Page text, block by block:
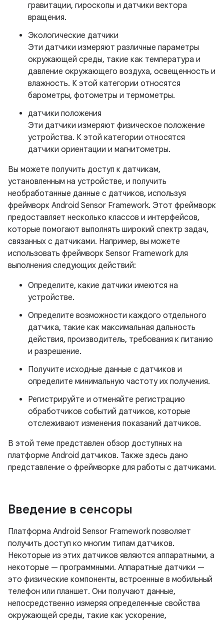
гравитации, гироскопы и датчики вектора
вращения.
Экологические датчики
Эти датчики измеряют различные параметры
окружающей среды, такие как температура и
давление окружающего воздуха, освещенность и
влажность. К этой категории относятся
барометры, фотометры и термометры.
датчики положения
Эти датчики измеряют физическое положение
устройства. К этой категории относятся
датчики ориентации и магнитометры.
Вы можете получить доступ к датчикам,
установленным на устройстве, и получить
необработанные данные с датчиков, используя
фреймворк Android Sensor Framework. Этот фреймворк
предоставляет несколько классов и интерфейсов,
которые помогают выполнять широкий спектр задач,
связанных с датчиками. Например, вы можете
использовать фреймворк Sensor Framework для
выполнения следующих действий:
Определите, какие датчики имеются на
устройстве.
Определите возможности каждого отдельного
датчика, такие как максимальная дальность
действия, производитель, требования к питанию
и разрешение.
Получите исходные данные с датчиков и
определите минимальную частоту их получения.
Регистрируйте и отменяйте регистрацию
обработчиков событий датчиков, которые
отслеживают изменения показаний датчиков.
В этой теме представлен обзор доступных на
платформе Android датчиков. Также здесь дано
представление о фреймворке для работы с датчиками.
Введение в сенсоры
Платформа Android Sensor Framework позволяет
получить доступ ко многим типам датчиков.
Некоторые из этих датчиков являются аппаратными, а
некоторые — программными. Аппаратные датчики —
это физические компоненты, встроенные в мобильный
телефон или планшет. Они получают данные,
непосредственно измеряя определенные свойства
окружающей среды, такие как ускорение,